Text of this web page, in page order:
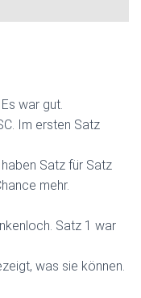
war gut.
Im ersten Satz
Satz für Satz
mehr.
Satz 1 war
was sie können.